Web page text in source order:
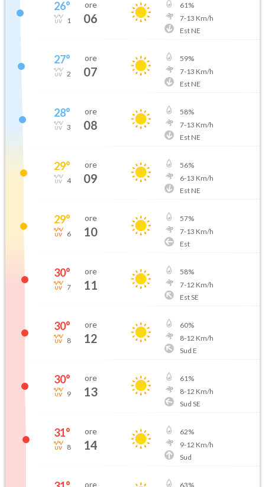
26°
1
ore
06
61%
7-13 Km/h
Est NE
27°
2
ore
07
59%
7-13 Km/h
Est NE
28°
3
ore
08
58%
7-13 Km/h
Est NE
29°
4
ore
09
56%
6-13 Km/h
Est NE
29°
6
ore
10
57%
7-13 Km/h
Est
30°
7
ore
11
58%
7-12 Km/h
Est SE
30°
8
ore
12
60%
8-12 Km/h
Sud E
30°
9
ore
13
61%
8-12 Km/h
Sud SE
31°
8
ore
14
62%
9-12 Km/h
Sud
ore 63%